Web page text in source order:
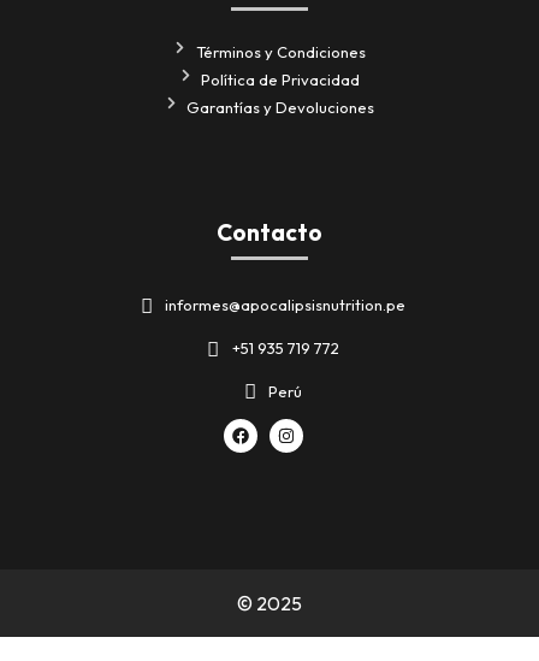
Términos y Condiciones
Política de Privacidad
Garantías y Devoluciones
Contacto
informes@apocalipsisnutrition.pe
+51 935 719 772
Perú
© 2025